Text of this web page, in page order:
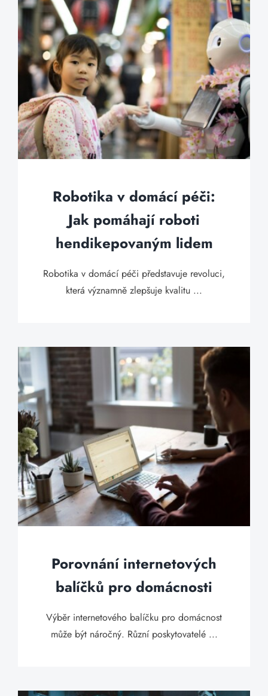
Robotika v domácí péči:
Jak pomáhají roboti
hendikepovaným lidem
Robotika v domácí péči představuje revoluci,
která významně zlepšuje kvalitu ...
Porovnání internetových
balíčků pro domácnosti
Výběr internetového balíčku pro domácnost
může být náročný. Různí poskytovatelé ...